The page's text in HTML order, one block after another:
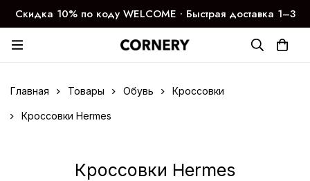
Скидка 10% по коду WELCOME ∙ Быстрая доставка 1–3
дня
Главная Товары Обувь Кроссовки
Кроссовки Hermes
Кроссовки Hermes